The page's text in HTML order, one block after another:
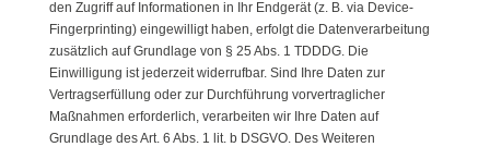
den Zugriff auf Informationen in Ihr Endgerät (z. B. via Device-
Fingerprinting) eingewilligt haben, erfolgt die Datenverarbeitung
zusätzlich auf Grundlage von § 25 Abs. 1 TDDDG. Die
Einwilligung ist jederzeit widerrufbar. Sind Ihre Daten zur
Vertragserfüllung oder zur Durchführung vorvertraglicher
Maßnahmen erforderlich, verarbeiten wir Ihre Daten auf
Grundlage des Art. 6 Abs. 1 lit. b DSGVO. Des Weiteren